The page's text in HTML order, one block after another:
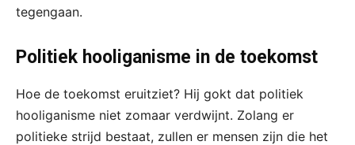
tegengaan.
Politiek hooliganisme in de toekomst
Hoe de toekomst eruitziet? Hij gokt dat politiek
hooliganisme niet zomaar verdwijnt. Zolang er
politieke strijd bestaat, zullen er mensen zijn die het